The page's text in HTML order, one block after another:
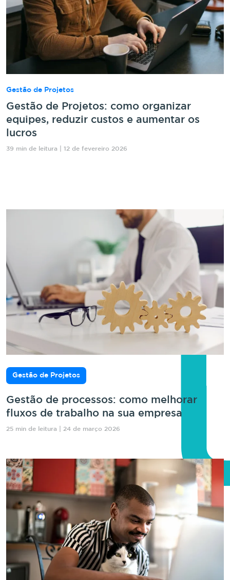
Gestão de Projetos
Gestão de Projetos: como organizar
equipes, reduzir custos e aumentar os
lucros
39 min de leitura | 12 de fevereiro 2026
Gestão de Projetos
Gestão de processos: como melhorar
fluxos de trabalho na sua empresa
25 min de leitura | 24 de março 2026